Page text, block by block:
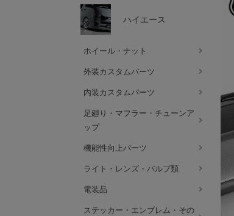
ハイエース
ホイール・ナット
外装カスタムパーツ
内装カスタムパーツ
足廻り・マフラー・チューンア
ップ
機能性向上パーツ
ライト・レンズ・バルブ類
電装品
ステッカー・エンブレム・その